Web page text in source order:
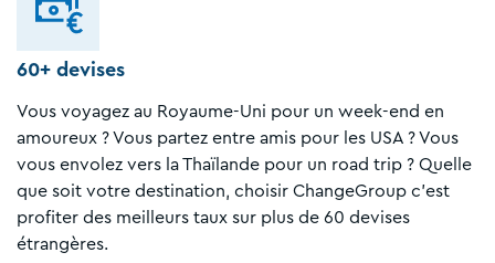
60+ devises
Vous voyagez au Royaume-Uni pour un week-end en
amoureux ? Vous partez entre amis pour les USA ? Vous
vous envolez vers la Thaïlande pour un road trip ? Quelle
que soit votre destination, choisir ChangeGroup c'est
profiter des meilleurs taux sur plus de 60 devises
étrangères.